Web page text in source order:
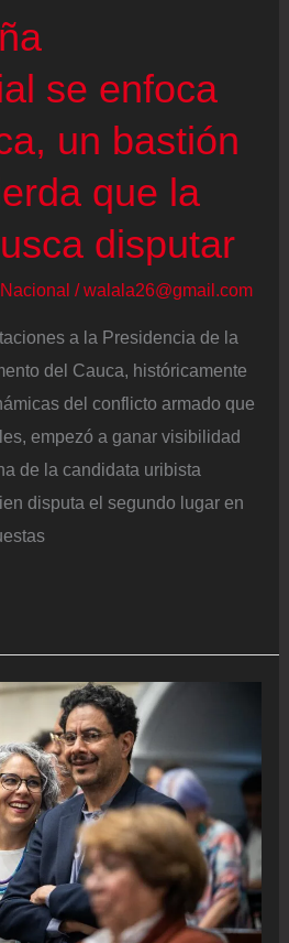
se enfoca
un bastión
que la
disputar
Nacional /walala26@gmail.com
a la Presidencia de la
del Cauca, históricamente
del conflicto armado que
empezó a ganar visibilidad
de la candidata uribista
disputa el segundo lugar en